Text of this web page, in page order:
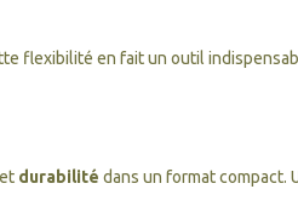
flexibilité en fait un outil
et durabilité dans un format compact.